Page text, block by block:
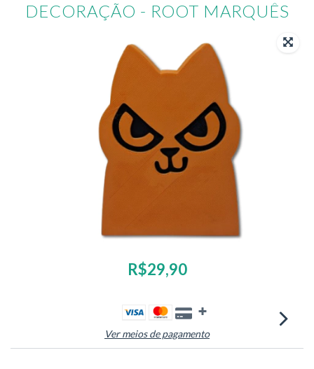
DECORAÇÃO - ROOT MARQUÊS
R$29,90
Ver meios de pagamento